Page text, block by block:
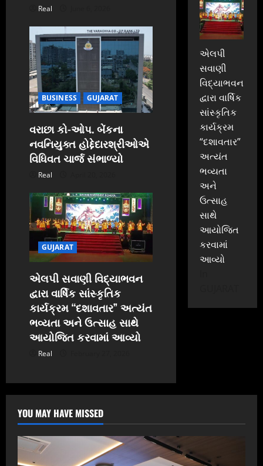
Real
BUSINESS GUJARAT
વરાછા કો-ઓપ. બેંકના
નવનિયુક્ત હોદ્દેદારશ્રીઓએ
વિધિવત ચાર્જ સંભાળ્યો
Real
GUJARAT
એલપી સવાણી વિદ્યાભવન
દ્વારા વાર્ષિક સાંસ્કૃતિક
કાર્યક્રમ “દશાવતાર” અત્યંત
ભવ્યતા અને ઉત્સાહ સાથે
આયોજિત કરવામાં આવ્યો
Real
એલપી
સવાણી
વિદ્યાભવન
દ્વારા વાર્ષિક
સાંસ્કૃતિક
કાર્યક્રમ
“દશાવતાર”
અત્યંત
ભવ્યતા
અને
ઉત્સાહ
સાથે
આયોજિત
કરવામાં
આવ્યો
YOU MAY HAVE MISSED